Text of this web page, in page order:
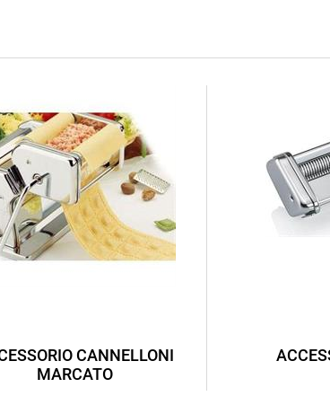
CANNELLONI
MARCATO